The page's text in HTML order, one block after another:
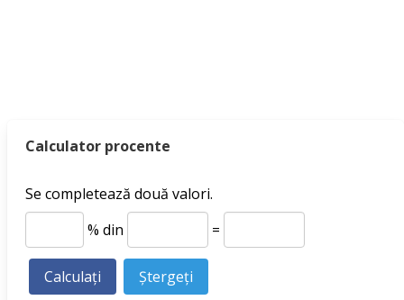
Calculator procente
Se completează două valori.
% din
=